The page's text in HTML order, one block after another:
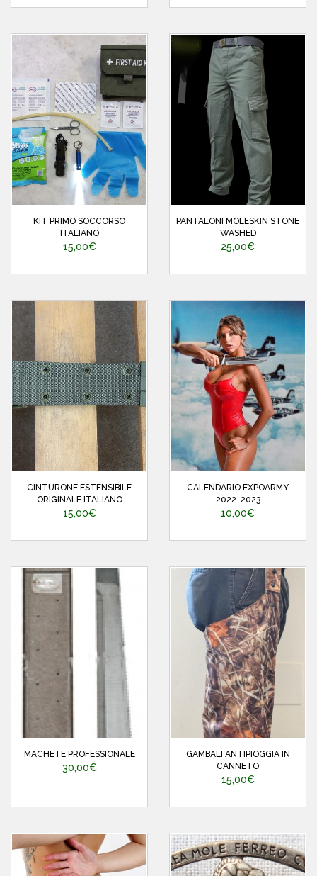
KIT PRIMO SOCCORSO
ITALIANO
15,00€
PANTALONI MOLESKIN STONE
WASHED
25,00€
CINTURONE ESTENSIBILE
ORIGINALE ITALIANO
15,00€
CALENDARIO EXPOARMY
2022-2023
10,00€
MACHETE PROFESSIONALE
30,00€
GAMBALI ANTIPIOGGIA IN
CANNETO
15,00€